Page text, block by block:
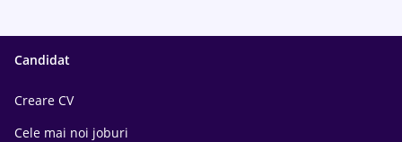
Candidat
Creare CV
Cele mai noi joburi